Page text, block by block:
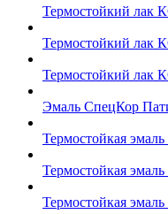
Термостойкий лак
Термостойкий лак
Термостойкий лак
Эмаль СпецКор
Термостойкая
Термостойкая
Термостойкая